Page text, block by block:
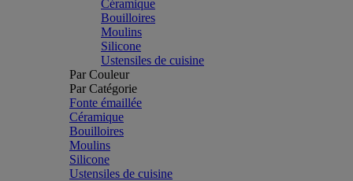
Céramique
Bouilloires
Moulins
Silicone
Ustensiles de cuisine
Par Couleur
Par Catégorie
Fonte émaillée
Céramique
Bouilloires
Moulins
Silicone
Ustensiles de cuisine